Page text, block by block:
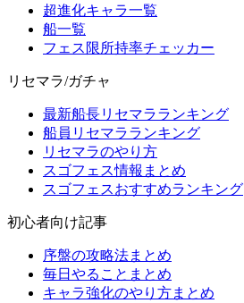
超進化キャラ一覧
船一覧
フェス限所持率チェッカー
リセマラ/ガチャ
最新船長リセマラランキング
船員リセマラランキング
リセマラのやり方
スゴフェス情報まとめ
スゴフェスおすすめランキング
初心者向け記事
序盤の攻略法まとめ
毎日やることまとめ
キャラ強化のやり方まとめ